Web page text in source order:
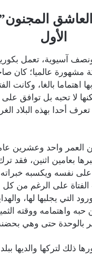
الأول
آسيوية، تعمل
مشهورة عالميا؛ كان
اهتماما بالغا، وكانت
لا تحبه بل توافق على
أحدا بهذه البلاد
العمر واحد وعشرين
بعامين اثنين، فقد
على نفسه ويكسبه خبراته
الفتاة على الرغم من
التي يجلبها لها،
حبه واهتمامه ووقته
بالوحدة حتى وهي
ذلك لتركها والديها